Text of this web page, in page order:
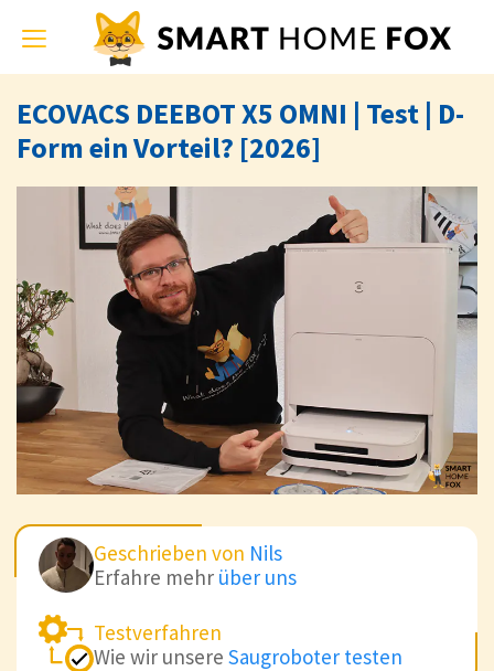
Toggle
navigation
ECOVACS DEEBOT X5 OMNI | Test | D-
Form ein Vorteil? [2026]
Geschrieben von Nils
Erfahre mehr über uns
Testverfahren
Wie wir unsere Saugroboter testen